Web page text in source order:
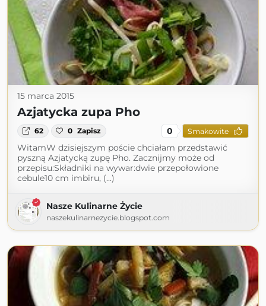
15 marca 2015
Azjatycka zupa Pho
62 0 Zapisz 0 Smakowite
WitamW dzisiejszym poście chciałam przedstawić
pyszną Azjatycką zupę Pho. Zacznijmy może od
przepisu:Składniki na wywar:dwie przepołowione
cebule10 cm imbiru, (...)
Nasze Kulinarne Życie
naszekulinarnezycie.blogspot.com